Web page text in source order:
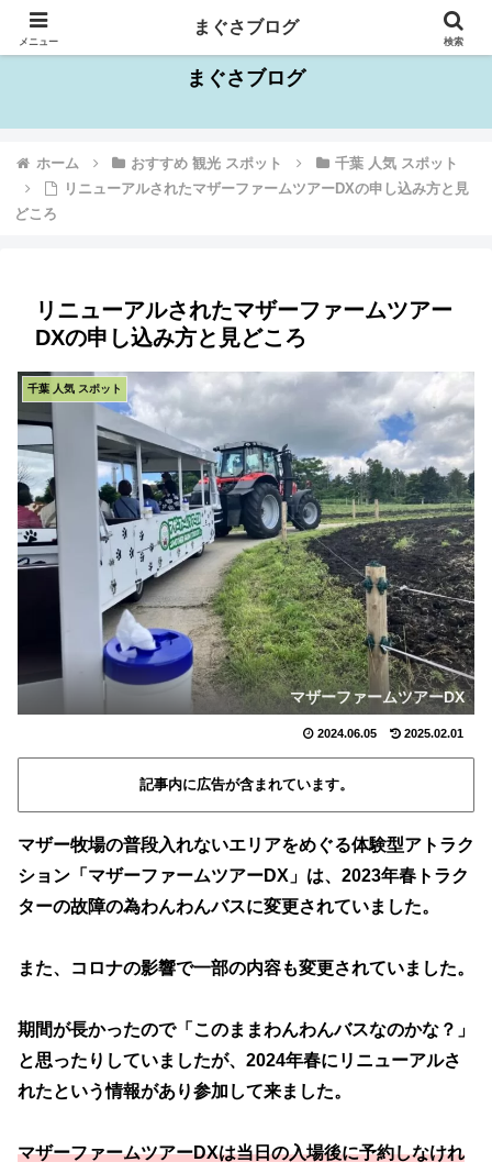
千葉県を中心としたお出かけスポット情報
まぐさブログ
ホーム おすすめ 観光 スポット
千葉 人気 スポット
リニューアルされたマザーファームツアーDXの申し込み方と見
どころ
リニューアルされたマザーファームツアー
DXの申し込み方と見どころ
千葉 人気 スポット
マザーファームツアーDX
2024.06.05 2025.02.01
記事内に広告が含まれています。
マザー牧場の普段入れないエリアをめぐる体験型アトラク
ション「マザーファームツアーDX」は、2023年春トラク
ターの故障の為わんわんバスに変更されていました。
また、コロナの影響で一部の内容も変更されていました。
期間が長かったので「このままわんわんバスなのかな？」
と思ったりしていましたが、2024年春にリニューアルさ
れたという情報があり参加して来ました。
マザーファームツアーDXは当日の入場後に予約しなけれ
メニュー
まぐさブログ
検索